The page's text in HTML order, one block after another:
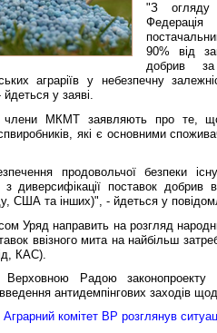
"З
90% від
добрив за
аграріїв у небезпечну
у заяві.
МКМТ заявляють про те, що
які є основними
продовольчої безпеки
з диверсифікації поставок добрив
США та інших)", - йдеться у
Уряд направить на розгляд
ввізного мита на найбільш
КАС).
Радою законопроекту
антидемпінгових заходів
Аграрний комітет ВР розглянув